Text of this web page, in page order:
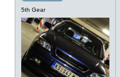
5th Gear